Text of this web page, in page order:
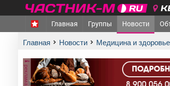
Главная Группы Новости
Главная Новости Медицина и здоровье
реклама